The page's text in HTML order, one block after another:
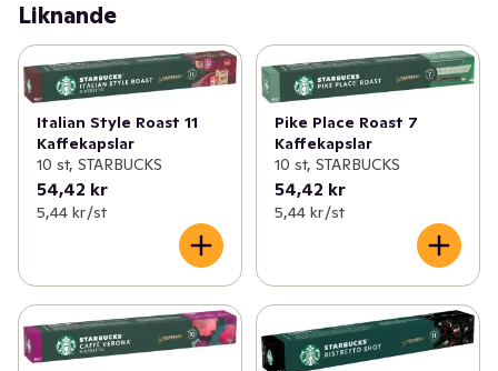
Liknande
Italian Style Roast 11
Kaffekapslar
10 st, STARBUCKS
54,42 kr
5,44 kr /st
Pike Place Roast 7
Kaffekapslar
10 st, STARBUCKS
54,42 kr
5,44 kr /st